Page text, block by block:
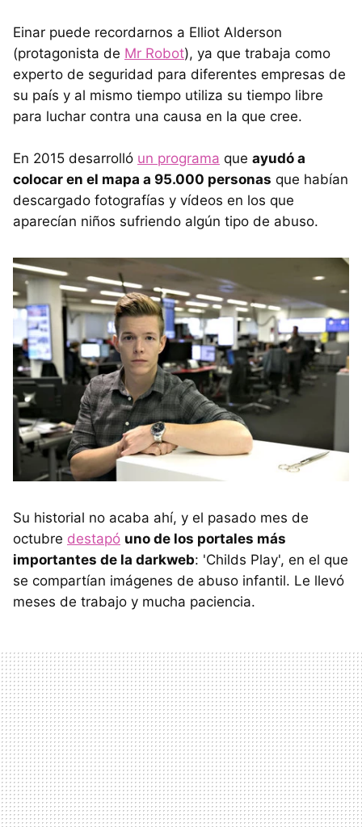
Einar puede recordarnos a Elliot Alderson
(protagonista de Mr Robot), ya que trabaja como
experto de seguridad para diferentes empresas de
su país y al mismo tiempo utiliza su tiempo libre
para luchar contra una causa en la que cree.
En 2015 desarrolló un programa que ayudó a
colocar en el mapa a 95.000 personas que habían
descargado fotografías y vídeos en los que
aparecían niños sufriendo algún tipo de abuso.
Su historial no acaba ahí, y el pasado mes de
octubre destapó uno de los portales más
importantes de la darkweb: 'Childs Play', en el que
se compartían imágenes de abuso infantil. Le llevó
meses de trabajo y mucha paciencia.